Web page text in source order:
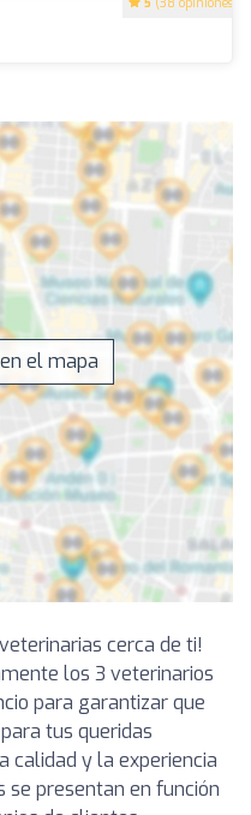
el mapa
cerca de ti!
los 3 veterinarios
para garantizar que
tus queridas
calidad y la experiencia
presentan en función